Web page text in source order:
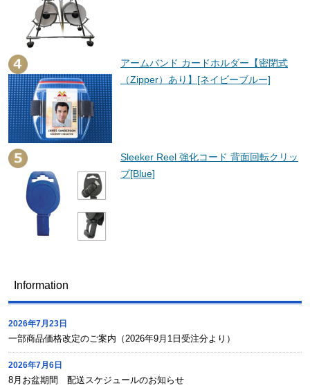
アームバンド カードホルダー【密閉式
（Zipper）あり】[ネイビーブルー]
Sleeker Reel 強化コード 背面回転クリッ
プ[Blue]
Information
2026年7月23日
一部商品価格改定のご案内（2026年9月1日受注分より）
2026年7月6日
8月お盆期間 配送スケジュールのお知らせ